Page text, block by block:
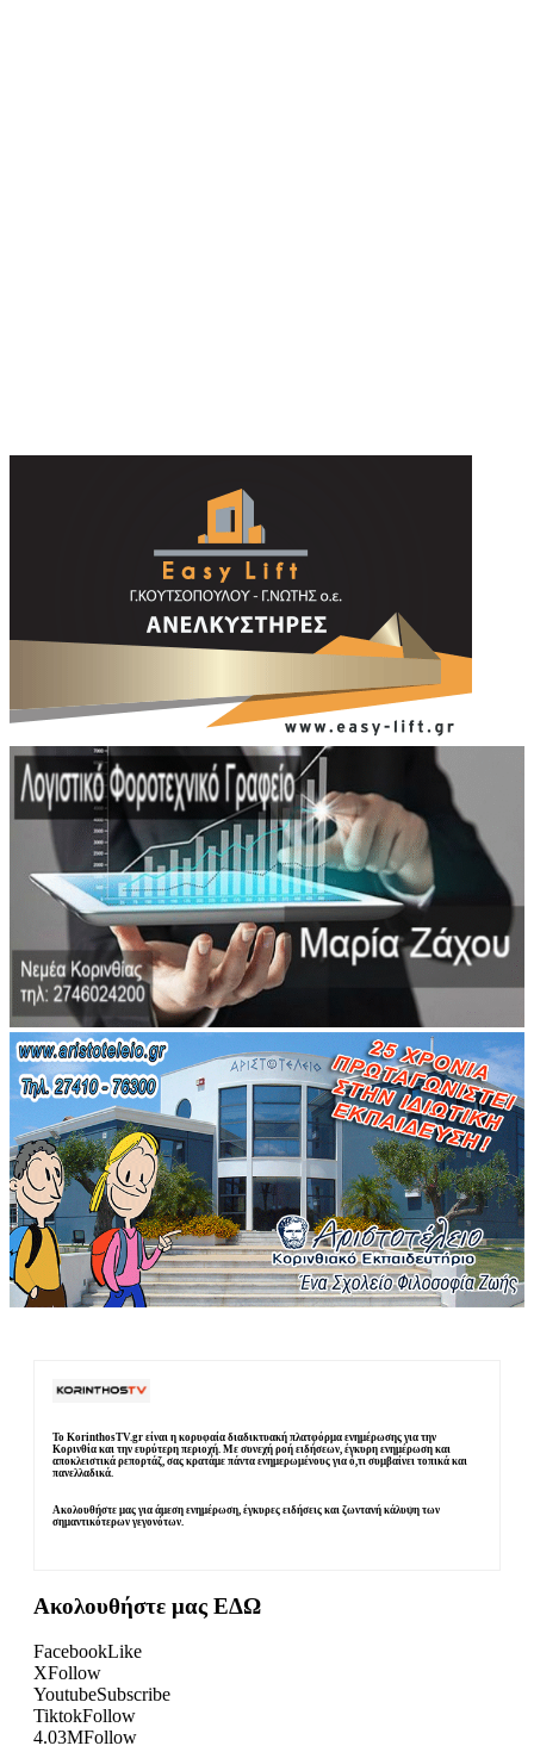
Το KorinthosTV.gr είναι η κορυφαία διαδικτυακή πλατφόρμα ενημέρωσης για την
Κορινθία και την ευρύτερη περιοχή. Με συνεχή ροή ειδήσεων, έγκυρη ενημέρωση και
αποκλειστικά ρεπορτάζ, σας κρατάμε πάντα ενημερωμένους για ό,τι συμβαίνει τοπικά και
πανελλαδικά.
Ακολουθήστε μας για άμεση ενημέρωση, έγκυρες ειδήσεις και ζωντανή κάλυψη των
σημαντικότερων γεγονότων.
Ακολουθήστε μας ΕΔΩ
FacebookLike
XFollow
YoutubeSubscribe
TiktokFollow
4.03MFollow